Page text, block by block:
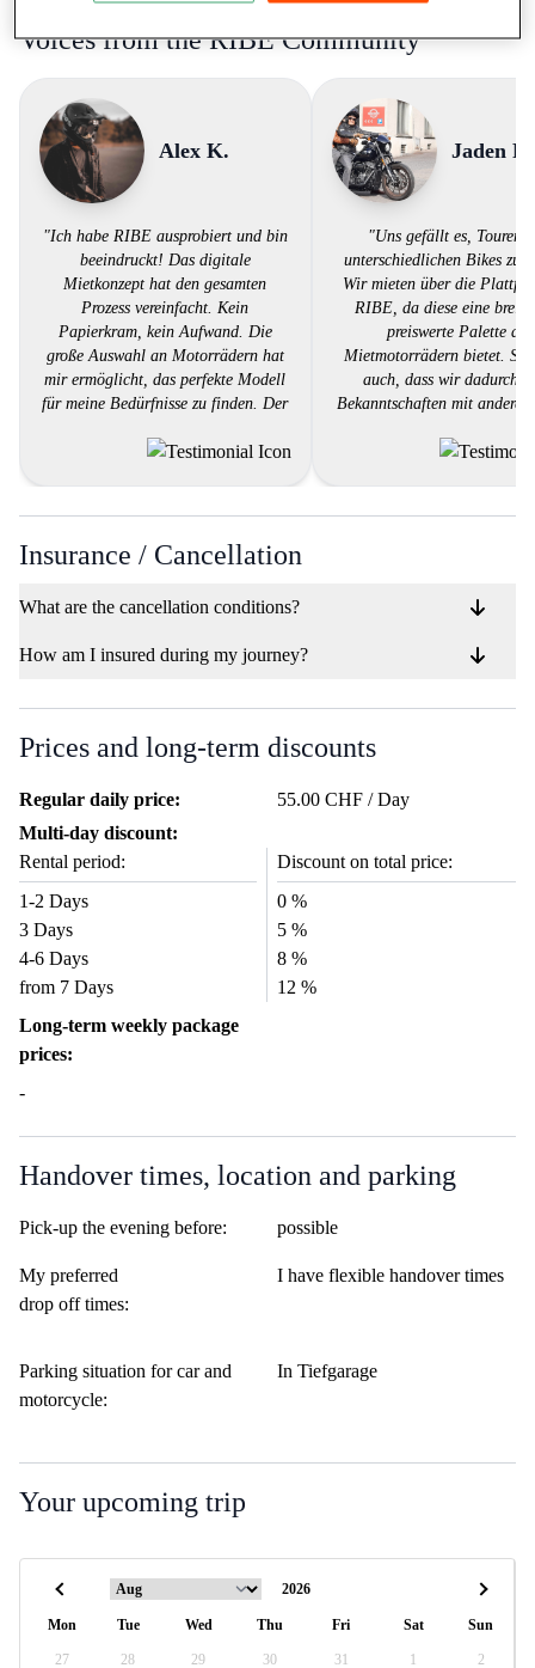
Voices from the RIBE Community
Alex K.
"Ich habe RIBE ausprobiert und bin
beeindruckt! Das digitale
Mietkonzept hat den gesamten
Prozess vereinfacht. Kein
Papierkram, kein Aufwand. Die
große Auswahl an Motorrädern hat
mir ermöglicht, das perfekte Modell
für meine Bedürfnisse zu finden. Der
hilfsbereit. RIBE hat definitiv
Jaden F.
"Uns gefällt es, Touren
unterschiedlichen Bikes zu
Wir mieten über die
RIBE, da diese eine breite
preiswerte Palette an
Mietmotorrädern bietet.
auch, dass wir dadurch
Bekanntschaften mit
Insurance / Cancellation
What are the cancellation conditions?
How am I insured during my journey?
Prices and long-term discounts
Regular daily price:
55.00 CHF / Day
Multi-day discount:
Rental period:
Discount on total price:
1-2 Days
0 %
3 Days
5 %
4-6 Days
8 %
from 7 Days
12 %
Long-term weekly package
prices:
-
Handover times, location and parking
Pick-up the evening before: possible
My preferred
drop off times:
I have flexible handover times
Parking situation for car and
motorcycle:
In Tiefgarage
Your upcoming trip
Mon Tue Wed Thu Fri Sat Sun
27 28 29 30 31 1 2